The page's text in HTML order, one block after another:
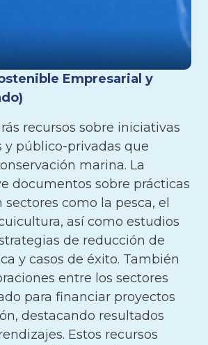
Empresarial y
recursos sobre iniciativas
y público-privadas que
marina. La
documentos sobre prácticas
como la pesca, el
así como estudios
de reducción de
y casos de éxito. También
entre los sectores
para financiar proyectos
destacando resultados
Estos recursos